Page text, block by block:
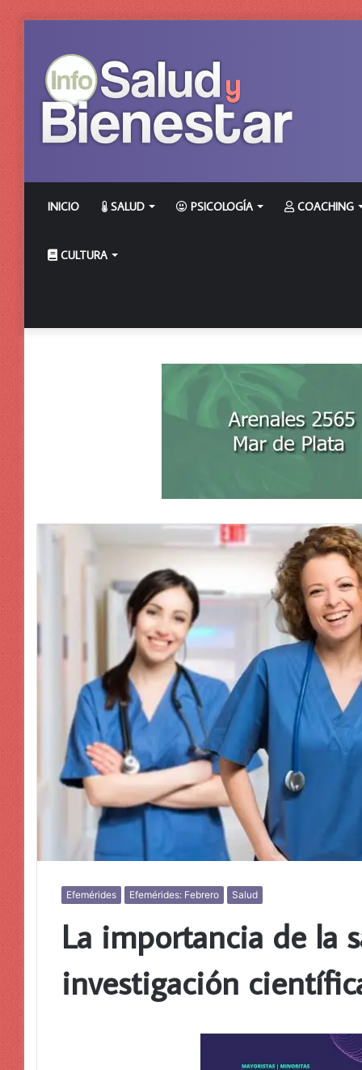
INICIO SALUD PSICOLOGÍA COACHING
CULTURA
Efemérides Efemérides: Febrero Salud
La importancia de la
investigación